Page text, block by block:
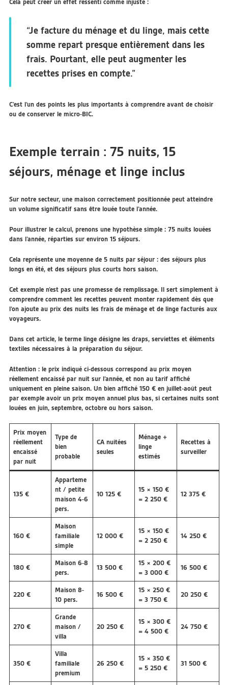
Cela peut créer un effet ressenti comme injuste :
“Je facture du ménage et du linge, mais cette
somme repart presque entièrement dans les
frais. Pourtant, elle peut augmenter les
recettes prises en compte.”
C’est l’un des points les plus importants à comprendre avant de choisir
ou de conserver le micro-BIC.
Exemple terrain : 75 nuits, 15
séjours, ménage et linge inclus
Sur notre secteur, une maison correctement positionnée peut atteindre
un volume significatif sans être louée toute l’année.
Pour illustrer le calcul, prenons une hypothèse simple : 75 nuits louées
dans l’année, réparties sur environ 15 séjours.
Cela représente une moyenne de 5 nuits par séjour : des séjours plus
longs en été, et des séjours plus courts hors saison.
Cet exemple n’est pas une promesse de remplissage. Il sert simplement à
comprendre comment les recettes peuvent monter rapidement dès que
l’on ajoute au prix des nuits les frais de ménage et de linge facturés aux
voyageurs.
Dans cet article, le terme lingedésigne les draps, serviettes et éléments
textiles nécessaires à la préparation du séjour.
Attention : le prix indiqué ci-dessous correspond au prix moyen
réellement encaissé par nuit sur l’année, et non au tarif affiché
uniquement en pleine saison. Un bien affiché 150 € en juillet-août peut
par exemple avoir un prix moyen annuel plus bas, si certaines nuits sont
louées en juin, septembre, octobre ou hors saison.
Prix moyen
réellement
encaissé
par nuit
Type de
bien
probable
CA nuitées
seules
Ménage +
linge
estimés
Recettes à
surveiller
135 €
Apparteme
nt / petite
maison 4-6
pers.
10 125 €
15 × 150 €
= 2 250 €
12 375 €
160 €
Maison
familiale
simple
12 000 €
15 × 150 €
= 2 250 €
14 250 €
180 €
Maison 6-8
pers.
13 500 €
15 × 200 €
= 3 000 €
16 500 €
220 €
Maison 8-
10 pers.
16 500 €
15 × 250 €
= 3 750 €
20 250 €
270 €
Grande
maison /
villa
20 250 €
15 × 300 €
= 4 500 €
24 750 €
350 €
Villa
familiale
premium
26 250 €
15 × 350 €
= 5 250 €
31 500 €